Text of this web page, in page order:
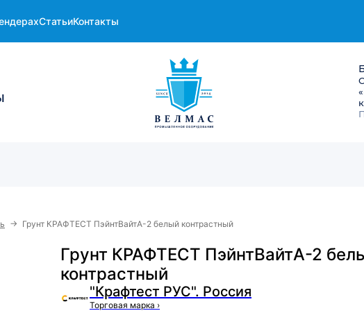
СтатьиКонтакты
→ Грунт КРАФТЕСТ ПэйнтВайтА-2 белый контрастный
Грунт КРАФТЕСТ ПэйнтВайтА-2
контрастный
"Крафтест РУС". Россия
Торговая марка ›